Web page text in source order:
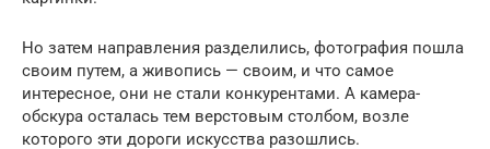
Но затем направления разделились, фотография пошла
своим путем, а живопись — своим, и что самое
интересное, они не стали конкурентами. А камера-
обскура осталась тем верстовым столбом, возле
которого эти дороги искусства разошлись.